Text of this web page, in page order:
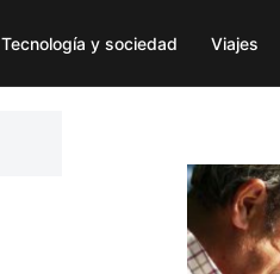
Tecnología y sociedad Viajes